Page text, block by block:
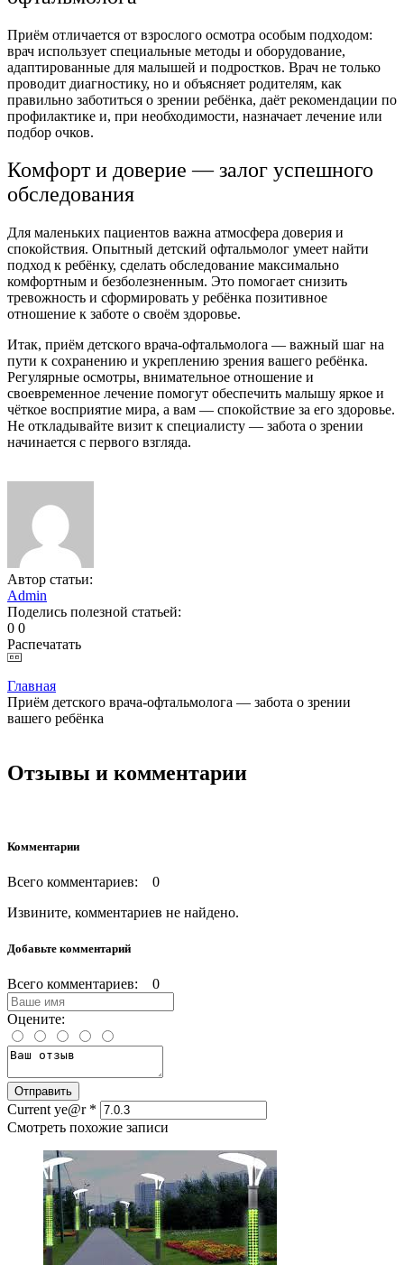
Приём отличается от взрослого осмотра особым подходом:
врач использует специальные методы и оборудование,
адаптированные для малышей и подростков. Врач не только
проводит диагностику, но и объясняет родителям, как
правильно заботиться о зрении ребёнка, даёт рекомендации по
профилактике и, при необходимости, назначает лечение или
подбор очков.
Комфорт и доверие — залог успешного
обследования
Для маленьких пациентов важна атмосфера доверия и
спокойствия. Опытный детский офтальмолог умеет найти
подход к ребёнку, сделать обследование максимально
комфортным и безболезненным. Это помогает снизить
тревожность и сформировать у ребёнка позитивное
отношение к заботе о своём здоровье.
Итак, приём детского врача-офтальмолога — важный шаг на
пути к сохранению и укреплению зрения вашего ребёнка.
Регулярные осмотры, внимательное отношение и
своевременное лечение помогут обеспечить малышу яркое и
чёткое восприятие мира, а вам — спокойствие за его здоровье.
Не откладывайте визит к специалисту — забота о зрении
начинается с первого взгляда.
Автор статьи:
Admin
Поделись полезной статьей:
0 0
Распечатать
Главная
Приём детского врача-офтальмолога — забота о зрении
вашего ребёнка
Отзывы и комментарии
Комментарии
Всего комментариев: 0
Извините, комментариев не найдено.
Добавьте комментарий
Всего комментариев: 0
Оцените:
Current ye@r *
Смотреть похожие записи